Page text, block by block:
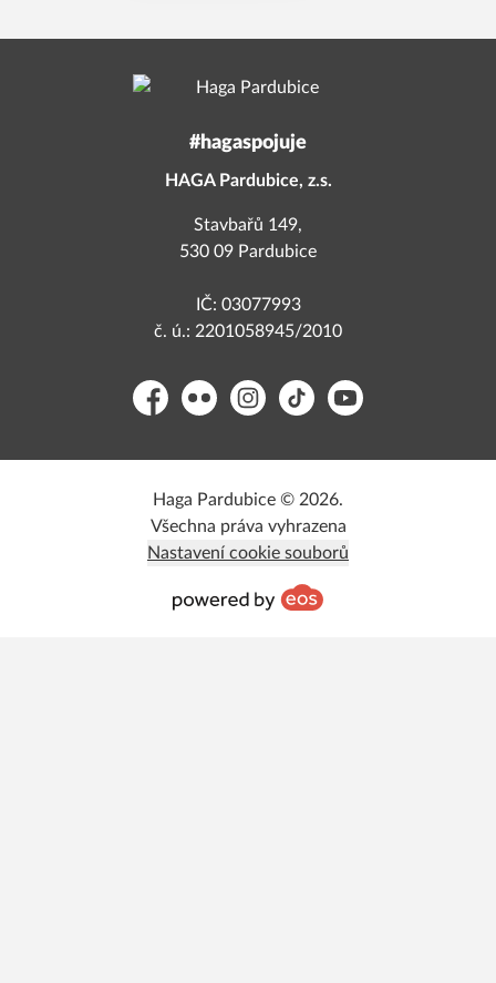
#hagaspojuje
HAGA Pardubice, z.s.
Stavbařů 149,
530 09 Pardubice
IČ: 03077993
č. ú.: 2201058945/2010
FacebookFlickr Instagram
TikTok YouTube
Haga Pardubice © 2026.
Všechna práva vyhrazena
Nastavení cookie souborů